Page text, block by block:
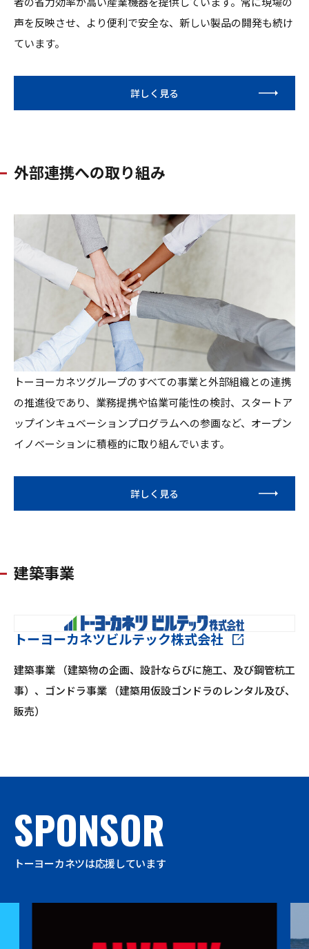
声を反映させ、より便利で安全な、新しい製品の開発も続け
ています。
詳しく見る
外部連携への取り組み
トーヨーカネツグループのすべての事業と外部組織との連携
の推進役であり、業務提携や協業可能性の検討、スタートア
ップインキュベーションプログラムへの参画など、オープン
イノベーションに積極的に取り組んでいます。
詳しく見る
建築事業
トーヨーカネツビルテック株式会社
建築事業 （建築物の企画、設計ならびに施工、及び鋼管杭工
事）、ゴンドラ事業 （建築用仮設ゴンドラのレンタル及び、
販売）
SPONSOR
トーヨーカネツは応援しています